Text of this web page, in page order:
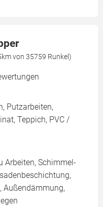
von 35759 Runkel)
Putzarbeiten,
Teppich, PVC /
Arbeiten, Schimmel-
Außendämmung,